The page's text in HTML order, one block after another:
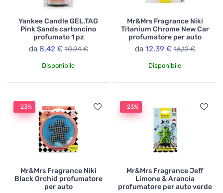
Yankee Candle GEL.TAG
Pink Sands cartoncino
profumato 1 pz
da 8,42 € 10,94 €
Disponibile
Mr&Mrs Fragrance Niki
Titanium Chrome New Car
profumatore per auto
da 12,39 € 16,12 €
Disponibile
-23%
Mr&Mrs Fragrance Niki
Black Orchid profumatore
per auto
-23%
Mr&Mrs Fragrance Jeff
Limone & Arancia
profumatore per auto verde